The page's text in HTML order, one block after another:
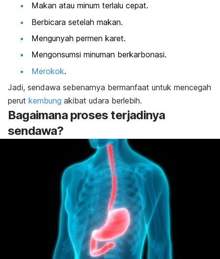
Makan atau minum terlalu cepat.
Berbicara setelah makan.
Mengunyah permen karet.
Mengonsumsi minuman berkarbonasi.
Merokok.
Jadi, sendawa sebenarnya bermanfaat untuk mencegah
perut kembung akibat udara berlebih.
Bagaimana proses terjadinya
sendawa?